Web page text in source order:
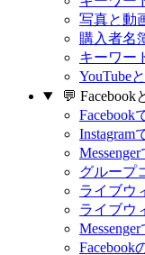
写真と動
購入者名
キーワー
YouTube
💬 Facebook
Facebook
Instagram
グループ
ライブウ
ライブウ
Facebook